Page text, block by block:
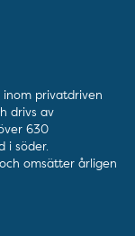
privatdriven
drivs av
630
i söder.
omsätter årligen